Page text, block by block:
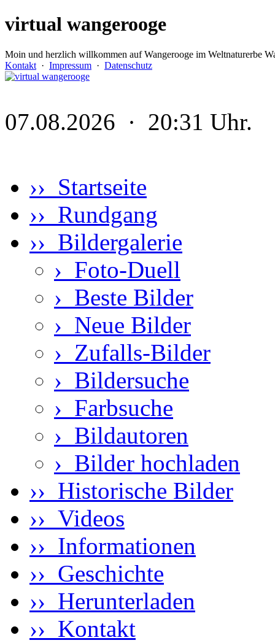
virtual wangerooge
Moin und herzlich willkommen auf Wangerooge im Weltnaturerbe
Kontakt · Impressum · Datenschutz
07.08.2026 · 20:31 Uhr.
›› Startseite
›› Rundgang
›› Bildergalerie
› Foto-Duell
› Beste Bilder
› Neue Bilder
› Zufalls-Bilder
› Bildersuche
› Farbsuche
› Bildautoren
› Bilder hochladen
›› Historische Bilder
›› Videos
›› Informationen
›› Geschichte
›› Herunterladen
›› Kontakt